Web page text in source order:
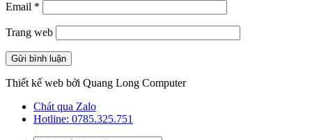
Email *
Trang web
Thiết kế web bởi Quang Long Computer
Chát qua Zalo
Hotline: 0785.325.751